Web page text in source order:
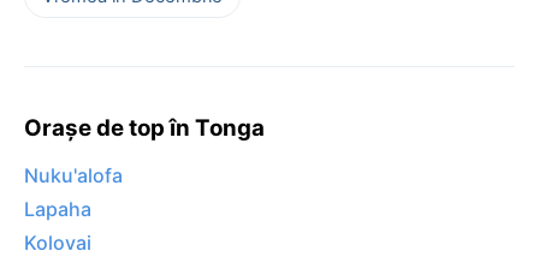
Orașe de top în Tonga
Nuku'alofa
Lapaha
Kolovai